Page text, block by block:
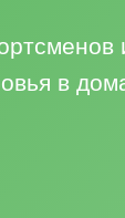
в